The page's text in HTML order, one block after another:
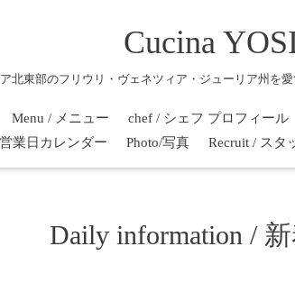
Cucina
北東部のフリウリ・ヴェネツィア・ジューリア州を
Menu / メニュー chef / シェフ プロフィール
業日カレンダー
Photo/写真 Recruit / スタ
Daily information /